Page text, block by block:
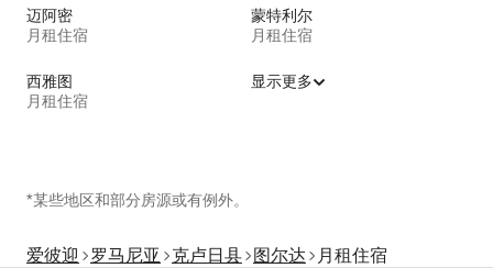
迈阿密
月租住宿
蒙特利尔
月租住宿
西雅图
月租住宿
显示更多
*某些地区和部分房源或有例外。
爱彼迎 罗马尼亚 克卢日县 图尔达 月租住宿